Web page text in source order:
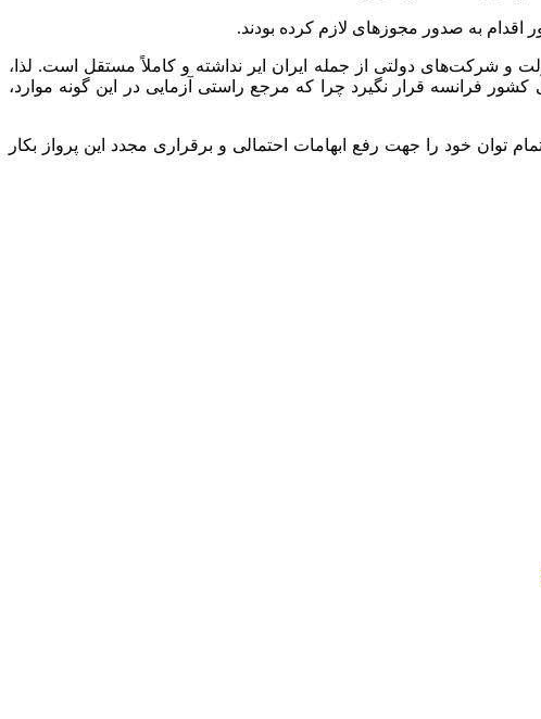
اقدام به صدور مجوزهای لازم کرده بودند.
شرکت‌های دولتی از جمله ایران ایر نداشته و کاملاً مستقل است. لذا،
فرانسه قرار نگیرد چرا که مرجع راستی آزمایی در این گونه موارد،
خود را جهت رفع ابهامات احتمالی و برقراری مجدد این پرواز بکار